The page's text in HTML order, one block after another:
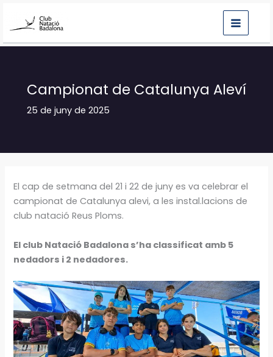
Campionat de Catalunya Aleví
25 de juny de 2025
El cap de setmana del 21 i 22 de juny es va celebrar el
campionat de Catalunya alevi, a les instal.lacions de
club natació Reus Ploms.
El club Natació Badalona s’ha classificat amb 5
nedadors i 2 nedadores.